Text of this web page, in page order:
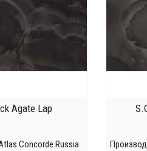
Agate Lap
Concorde Russia